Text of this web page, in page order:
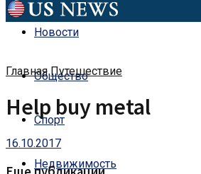
Новости
Общество
Спорт
Недвижимость
Главная Путешествие
Help buy metal
16.10.2017